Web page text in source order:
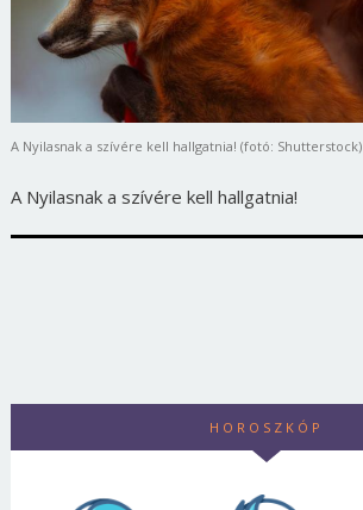
A Nyilasnak a szívére kell hallgatnia! (fotó: Shutterstock)
A Nyilasnak a szívére kell hallgatnia!
HOROSZKÓP